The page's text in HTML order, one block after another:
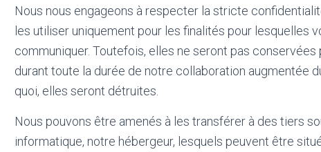
Nous nous engageons à respecter la stricte
les utiliser uniquement pour les finalités pour lesquelles
communiquer. Toutefois, elles ne seront pas
durant toute la durée de notre collaboration augmentée
quoi, elles seront détruites.
Nous pouvons être amenés à les transférer à des tiers
informatique, notre hébergeur, lesquels peuvent être